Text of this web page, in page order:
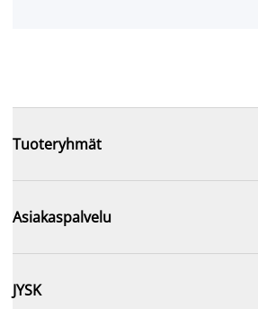
Tuoteryhmät
Asiakaspalvelu
JYSK